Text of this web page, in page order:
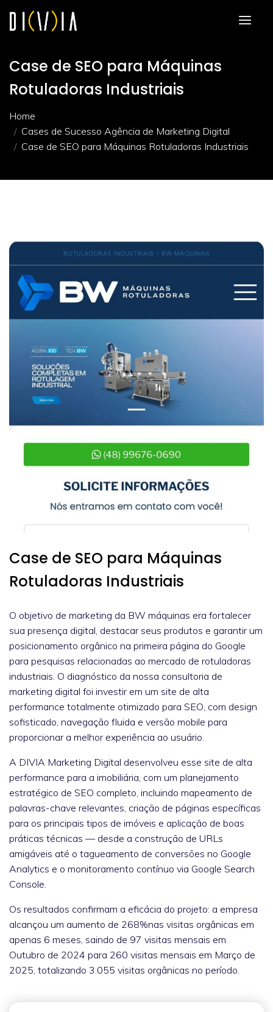
Case de SEO para Máquinas
Rotuladoras Industriais
Home
Cases de Sucesso Agência de Marketing Digital
Case de SEO para Máquinas Rotuladoras Industriais
Case de SEO para Máquinas
Rotuladoras Industriais
O objetivo de marketing da BW máquinas era fortalecer
sua presença digital, destacar seus produtos e garantir um
posicionamento orgânico na primeira página do Google
para pesquisas relacionadas ao mercado de rotuladoras
industriais. O diagnóstico da nossa consultoria de
marketing digital foi investir em um site de alta
performance totalmente otimizado para SEO, com design
sofisticado, navegação fluida e versão mobile para
proporcionar a melhor experiência ao usuário.
A DIVIA Marketing Digital desenvolveu esse site de alta
performance para a imobiliária, com um planejamento
estratégico de SEO completo, incluindo mapeamento de
palavras-chave relevantes, criação de páginas específicas
para os principais tipos de imóveis e aplicação de boas
práticas técnicas — desde a construção de URLs
amigáveis até o tagueamento de conversões no Google
Analytics e o monitoramento contínuo via Google Search
Console.
Os resultados confirmam a eficácia do projeto: a empresa
alcançou um aumento de 268%nas visitas orgânicas em
apenas 6 meses, saindo de 97 visitas mensais em
Outubro de 2024 para 260 visitas mensais em Março de
2025, totalizando 3.055 visitas orgânicas no período.